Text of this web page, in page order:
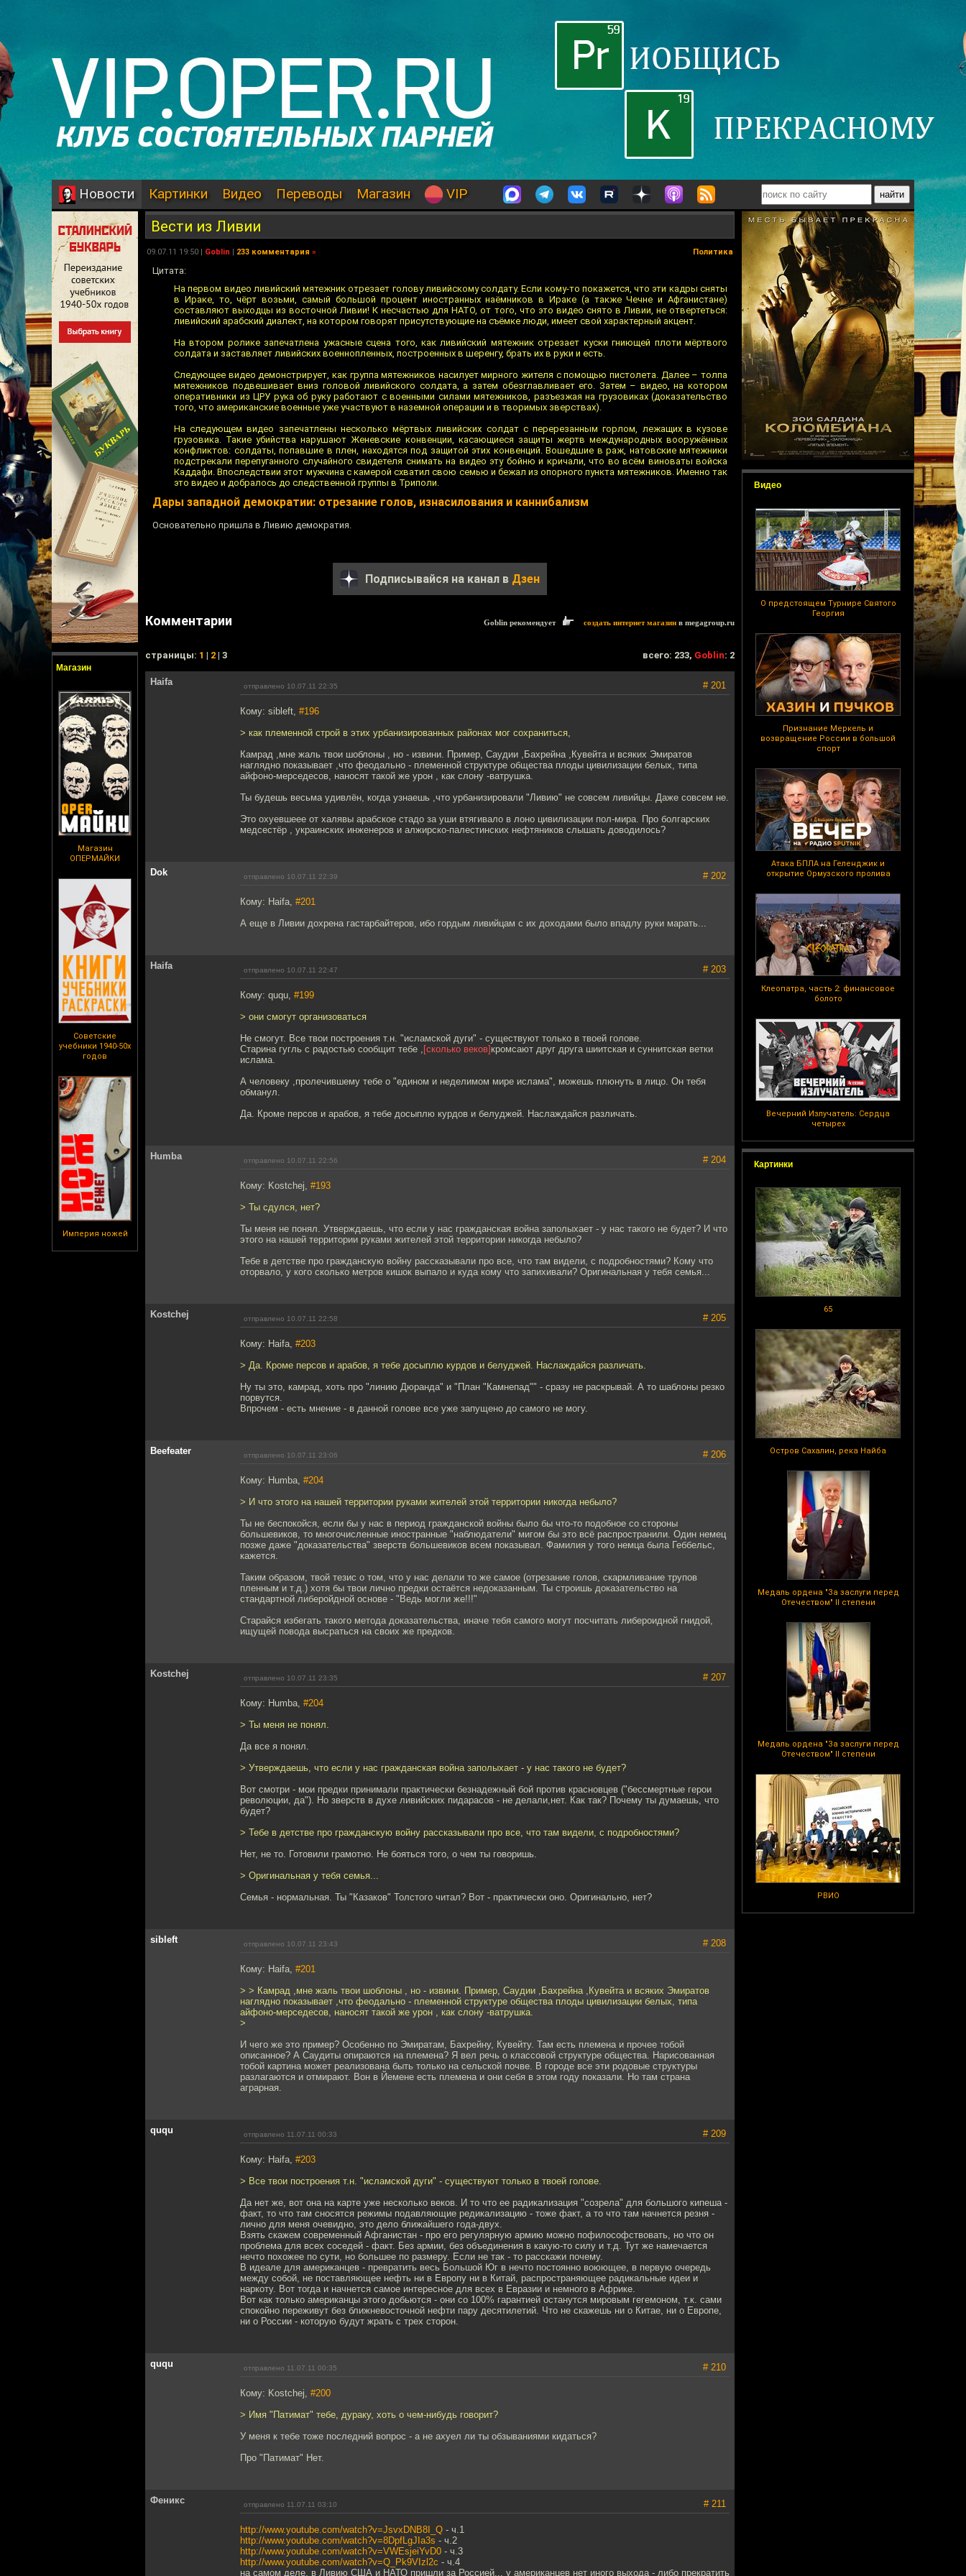
Новости Картинки Видео Переводы Магазин VIP
Магазин
Магазин
ОПЕРМАЙКИ
Советские
учебники 1940-50х
годов
Империя ножей
Видео
О предстоящем Турнире Святого
Георгия
Признание Меркель и
возвращение России в большой
спорт
Атака БПЛА на Геленджик и
открытие Ормузского пролива
Клеопатра, часть 2: финансовое
болото
Вечерний Излучатель: Сердца
четырех
Картинки
65
Остров Сахалин, река Найба
Медаль ордена "За заслуги перед
Отечеством" II степени
Медаль ордена "За заслуги перед
Отечеством" II степени
РВИО
Вести из Ливии
09.07.11 19:50 | Goblin | 233 комментария » Политика
Цитата:
На первом видео ливийский мятежник отрезает голову ливийскому солдату. Если кому-то покажется, что эти кадры сняты
в Ираке, то, чёрт возьми, самый большой процент иностранных наёмников в Ираке (а также Чечне и Афганистане)
составляют выходцы из восточной Ливии! К несчастью для НАТО, от того, что это видео снято в Ливии, не отвертеться:
ливийский арабский диалект, на котором говорят присутствующие на съёмке люди, имеет свой характерный акцент.
На втором ролике запечатлена ужасные сцена того, как ливийский мятежник отрезает куски гниющей плоти мёртвого
солдата и заставляет ливийских военнопленных, построенных в шеренгу, брать их в руки и есть.
Следующее видео демонстрирует, как группа мятежников насилует мирного жителя с помощью пистолета. Далее – толпа
мятежников подвешивает вниз головой ливийского солдата, а затем обезглавливает его. Затем – видео, на котором
оперативники из ЦРУ рука об руку работают с военными силами мятежников, разъезжая на грузовиках (доказательство
того, что американские военные уже участвуют в наземной операции и в творимых зверствах).
На следующем видео запечатлены несколько мёртвых ливийских солдат с перерезанным горлом, лежащих в кузове
грузовика. Такие убийства нарушают Женевские конвенции, касающиеся защиты жертв международных вооружённых
конфликтов: солдаты, попавшие в плен, находятся под защитой этих конвенций. Вошедшие в раж, натовские мятежники
подстрекали перепуганного случайного свидетеля снимать на видео эту бойню и кричали, что во всём виноваты войска
Каддафи. Впоследствии этот мужчина с камерой схватил свою семью и бежал из опорного пункта мятежников. Именно так
это видео и добралось до следственной группы в Триполи.
Дары западной демократии: отрезание голов, изнасилования и каннибализм
Основательно пришла в Ливию демократия.
Подписывайся на канал в Дзен
Комментарии Goblin рекомендует создать интернет магазин в megagroup.ru
cтраницы: 1 | 2 | 3 всего: 233, Goblin: 2
Haifa отправлено 10.07.11 22:35 # 201
Кому: sibleft, #196
> как племенной строй в этих урбанизированных районах мог сохраниться,
Камрад ,мне жаль твои шоблоны , но - извини. Пример, Саудии ,Бахрейна ,Кувейта и всяких Эмиратов
наглядно показывает ,что феодально - племенной структуре общества плоды цивилизации белых, типа
айфоно-мерседесов, наносят такой же урон , как слону -ватрушка.
Ты будешь весьма удивлён, когда узнаешь ,что урбанизировали "Ливию" не совсем ливийцы. Даже совсем не.
Это охуевшеее от халявы арабское стадо за уши втягивало в лоно цивилизации пол-мира. Про болгарских
медсестёр , украинских инженеров и алжирско-палестинских нефтяников слышать доводилось?
Dok отправлено 10.07.11 22:39 # 202
Кому: Haifa, #201
А еще в Ливии дохрена гастарбайтеров, ибо гордым ливийцам с их доходами было впадлу руки марать...
Haifa отправлено 10.07.11 22:47 # 203
Кому: ququ, #199
> они смогут организоваться
Не смогут. Все твои построения т.н. "исламской дуги" - существуют только в твоей голове.
Старина гугль с радостью сообщит тебе , [сколько веков] кромсают друг друга шиитская и суннитская ветки
ислама.
А человеку ,пролечившему тебе о "едином и неделимом мире ислама", можешь плюнуть в лицо. Он тебя
обманул.
Да. Кроме персов и арабов, я тебе досыплю курдов и белуджей. Наслаждайся различать.
Humba отправлено 10.07.11 22:56 # 204
Кому: Kostchej, #193
> Ты сдулся, нет?
Ты меня не понял. Утверждаешь, что если у нас гражданская война заполыхает - у нас такого не будет? И что
этого на нашей территории руками жителей этой территории никогда небыло?
Тебе в детстве про гражданскую войну рассказывали про все, что там видели, с подробностями? Кому что
оторвало, у кого сколько метров кишок выпало и куда кому что запихивали? Оригинальная у тебя семья...
Kostchej отправлено 10.07.11 22:58 # 205
Кому: Haifa, #203
> Да. Кроме персов и арабов, я тебе досыплю курдов и белуджей. Наслаждайся различать.
Ну ты это, камрад, хоть про "линию Дюранда" и "План "Камнепад"" - сразу не раскрывай. А то шаблоны резко
порвутся.
Впрочем - есть мнение - в данной голове все уже запущено до самого не могу.
Beefeater отправлено 10.07.11 23:06 # 206
Кому: Humba, #204
> И что этого на нашей территории руками жителей этой территории никогда небыло?
Ты не беспокойся, если бы у нас в период гражданской войны было бы что-то подобное со стороны
большевиков, то многочисленные иностранные "наблюдатели" мигом бы это всё распространили. Один немец
позже даже "доказательства" зверств большевиков всем показывал. Фамилия у того немца была Геббельс,
кажется.
Таким образом, твой тезис о том, что у нас делали то же самое (отрезание голов, скармливание трупов
пленным и т.д.) хотя бы твои лично предки остаётся недоказанным. Ты строишь доказательство на
стандартной либеройдной основе - "Ведь могли же!!!"
Старайся избегать такого метода доказательства, иначе тебя самого могут посчитать либероидной гнидой,
ищущей повода высраться на своих же предков.
Kostchej отправлено 10.07.11 23:35 # 207
Кому: Humba, #204
> Ты меня не понял.
Да все я понял.
> Утверждаешь, что если у нас гражданская война заполыхает - у нас такого не будет?
Вот смотри - мои предки принимали практически безнадежный бой против красновцев ("бессмертные герои
революции, да"). Но зверств в духе ливийских пидарасов - не делали,нет. Как так? Почему ты думаешь, что
будет?
> Тебе в детстве про гражданскую войну рассказывали про все, что там видели, с подробностями?
Нет, не то. Готовили грамотно. Не бояться того, о чем ты говоришь.
> Оригинальная у тебя семья...
Семья - нормальная. Ты "Казаков" Толстого читал? Вот - практически оно. Оригинально, нет?
sibleft отправлено 10.07.11 23:43 # 208
Кому: Haifa, #201
> > Камрад ,мне жаль твои шоблоны , но - извини. Пример, Саудии ,Бахрейна ,Кувейта и всяких Эмиратов
наглядно показывает ,что феодально - племенной структуре общества плоды цивилизации белых, типа
айфоно-мерседесов, наносят такой же урон , как слону -ватрушка.
>
И чего же это пример? Особенно по Эмиратам, Бахрейну, Кувейту. Там есть племена и прочее тобой
описанное? А Саудиты опираются на племена? Я вел речь о классовой структуре общества. Нарисованная
тобой картина может реализована быть только на сельской почве. В городе все эти родовые структуры
разлагаются и отмирают. Вон в Йемене есть племена и они себя в этом году показали. Но там страна
аграрная.
ququ отправлено 11.07.11 00:33 # 209
Кому: Haifa, #203
> Все твои построения т.н. "исламской дуги" - существуют только в твоей голове.
Да нет же, вот она на карте уже несколько веков. И то что ее радикализация "созрела" для большого кипеша -
факт, то что там сносятся режимы подавляющие редикализацию - тоже факт, а то что там начнется резня -
лично для меня очевидно, это дело ближайшего года-двух.
Взять скажем современный Афганистан - про его регулярную армию можно пофилософствовать, но что он
проблема для всех соседей - факт. Без армии, без объединения в какую-то силу и т.д. Тут же намечается
нечто похожее по сути, но большее по размеру. Если не так - то расскажи почему.
В идеале для американцев - превратить весь Большой Юг в нечто постоянно воюющее, в первую очередь
между собой, не поставляющее нефть ни в Европу ни в Китай, распространяющее радикальные идеи и
наркоту. Вот тогда и начнется самое интересное для всех в Евразии и немного в Африке.
Вот как только американцы этого добьются - они со 100% гарантией останутся мировым гегемоном, т.к. сами
спокойно переживут без ближневосточной нефти пару десятилетий. Что не скажешь ни о Китае, ни о Европе,
ни о России - которую будут жрать с трех сторон.
ququ отправлено 11.07.11 00:35 # 210
Кому: Kostchej, #200
> Имя "Патимат" тебе, дураку, хоть о чем-нибудь говорит?
У меня к тебе тоже последний вопрос - а не ахуел ли ты обзываниями кидаться?
Про "Патимат" Нет.
Феникс отправлено 11.07.11 03:10 # 211
http://www.youtube.com/watch?v=JsvxDNB8I_Q - ч.1
http://www.youtube.com/watch?v=8DpfLgJIa3s - ч.2
http://www.youtube.com/watch?v=VWEsjeiYvD0 - ч.3
http://www.youtube.com/watch?v=Q_Pk9VIzl2c - ч.4
на самом деле, в Ливию США и НАТО пришли за Россией... у американцев нет иного выхода - либо прекратить